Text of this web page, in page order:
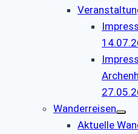
Wanderreisen
Aktuelle